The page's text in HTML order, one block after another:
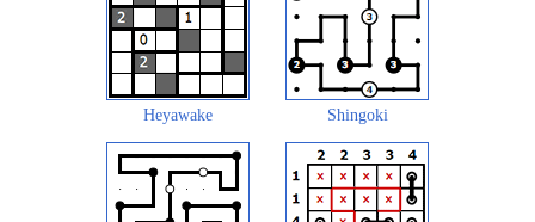
Heyawake Shingoki